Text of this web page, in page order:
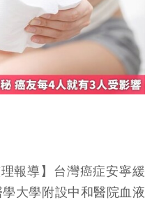
報導】台灣癌症安寧緩
大學附設中和醫院血液